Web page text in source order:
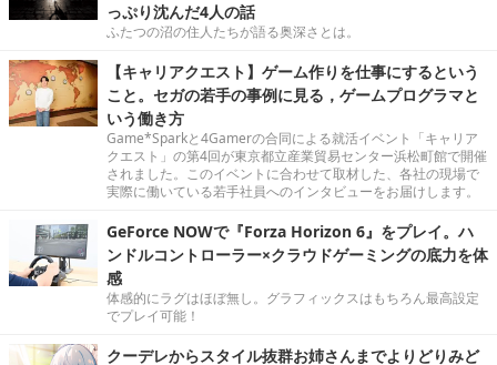
っぷり沈んだ4人の話
ふたつの沼の住人たちが語る奥深さとは。
【キャリアクエスト】ゲーム作りを仕事にするという
こと。セガの若手の事例に見る，ゲームプログラマと
いう働き方
Game*Sparkと4Gamerの合同による就活イベント「キャリア
クエスト」の第4回が東京都立産業貿易センター浜松町館で開催
されました。このイベントに合わせて取材した、各社の現場で
実際に働いている若手社員へのインタビューをお届けします。
GeForce NOWで『Forza Horizon 6』をプレイ。ハ
ンドルコントローラー×クラウドゲーミングの底力を体
感
体感的にラグはほぼ無し。グラフィックスはもちろん最高設定
でプレイ可能！
クーデレからスタイル抜群お姉さんまでよりどりみど